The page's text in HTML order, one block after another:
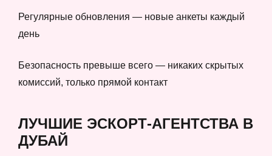
Регулярные обновления — новые анкеты каждый
день
Безопасность превыше всего — никаких скрытых
комиссий, только прямой контакт
ЛУЧШИЕ ЭСКОРТ-АГЕНТСТВА В
ДУБАЙ